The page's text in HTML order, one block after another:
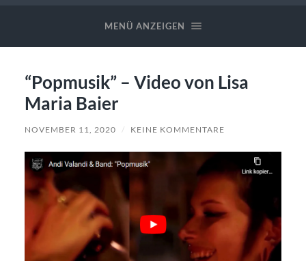
MENÜ ANZEIGEN
“Popmusik” – Video von Lisa
Maria Baier
NOVEMBER 11, 2020 / KEINE KOMMENTARE